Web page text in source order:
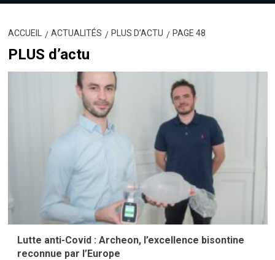
ACCUEIL ACTUALITÉS PLUS D’ACTU PAGE 48
PLUS d’actu
Lutte anti-Covid : Archeon, l’excellence bisontine
reconnue par l’Europe